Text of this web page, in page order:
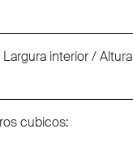
interior / Altura
cubicos: